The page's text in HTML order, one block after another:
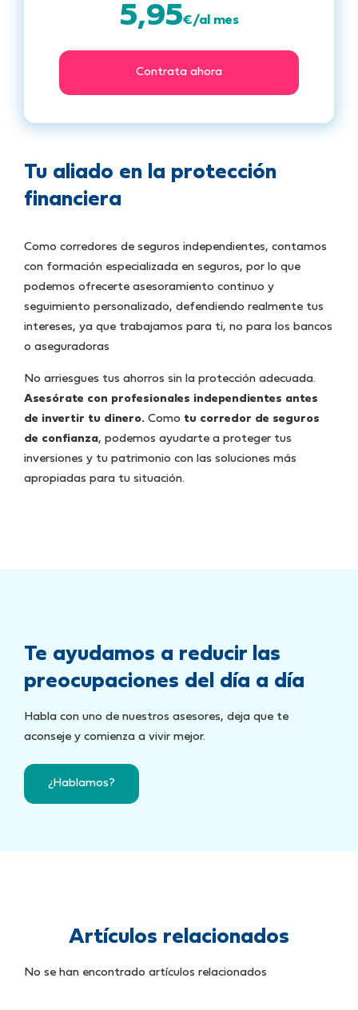
5,95€/al mes
Contrata ahora
Tu aliado en la protección
financiera
Como corredores de seguros independientes, contamos
con formación especializada en seguros, por lo que
podemos ofrecerte asesoramiento continuo y
seguimiento personalizado, defendiendo realmente tus
intereses, ya que trabajamos para ti, no para los bancos
o aseguradoras
No arriesgues tus ahorros sin la protección adecuada.
Asesórate con profesionales independientes antes
de invertir tu dinero. Como tu corredor de seguros
de confianza, podemos ayudarte a proteger tus
inversiones y tu patrimonio con las soluciones más
apropiadas para tu situación.
Te ayudamos a reducir las
preocupaciones del día a día
Habla con uno de nuestros asesores, deja que te
aconseje y comienza a vivir mejor.
¿Hablamos?
Artículos relacionados
No se han encontrado artículos relacionados